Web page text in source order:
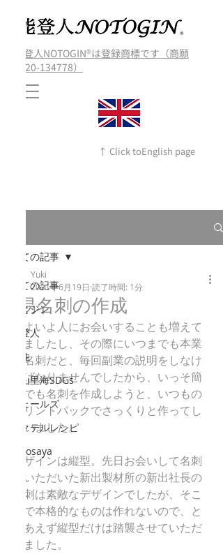
能登人NOTOGIN®️は登録商標です（商願
2020-134778）
↑ Click toEnglish page
全ての記事
のとジン
能登人
移住
里山里海SDGs
ウェールズ
カクテルレシピ
mitosaya
全ての記事
簡易名刺の作成
Yuki
2021年6月19日 読了時間: 1分
いよいよ人にお会いすることも増えて
きましたし、その際にいつまでも本業
の名刺だと、毎回副業の説明をしなけ
ればなりませんでしたから、いっそ簡
易でも名刺を作成しようと、いつもの
プリントパックでさっくりと作ってし
まいました。
デザインは縦型。先日お会いして名刺
をいただいた新出製材所の新出社長の
名刺は素敵なデザインでしたが、そこ
まで本格的なものは作れないので、と
りあえず縦型だけは踏襲させていただ
きました。